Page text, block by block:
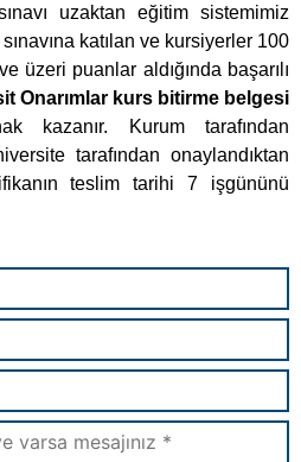
uzaktan eğitim sistemimiz
katılan ve kursiyerler 100
üzeri puanlar aldığında başarılı
Onarımlar kurs bitirme belgesi
kazanır. Kurum tarafından
tarafından onaylandıktan
teslim tarihi 7 işgününü